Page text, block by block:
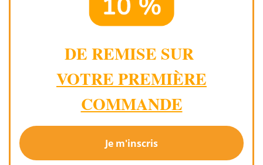
DE REMISE SUR
VOTRE PREMIÈRE
COMMANDE
Je m'inscris